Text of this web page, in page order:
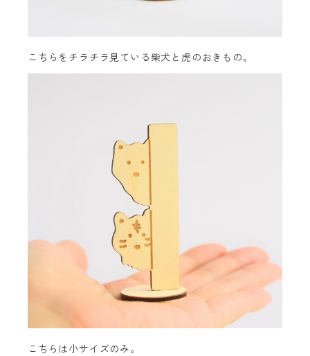
こちらをチラチラ見ている柴犬と虎のおきもの。
こちらは小サイズのみ。